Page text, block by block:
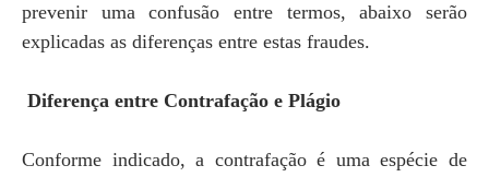
prevenir uma confusão entre termos, abaixo serão
explicadas as diferenças entre estas fraudes.
Diferença entre Contrafação e Plágio
Conforme indicado, a contrafação é uma espécie de